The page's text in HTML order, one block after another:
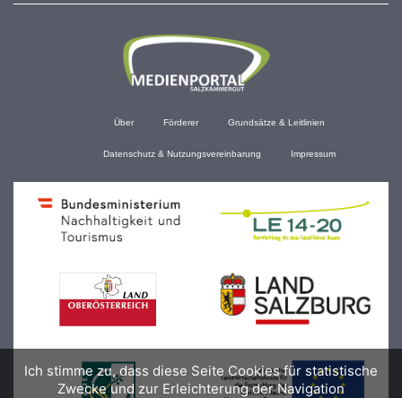
Über Förderer Grundsätze & Leitlinien
Datenschutz & Nutzungsvereinbarung Impressum
Ich stimme zu, dass diese Seite Cookies für statistische
Zwecke und zur Erleichterung der Navigation